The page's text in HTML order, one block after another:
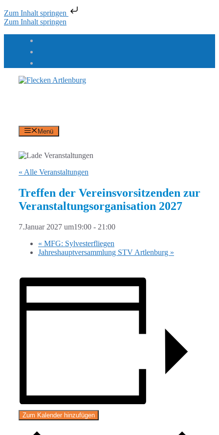
Zum Inhalt springen
Zum Inhalt springen
Menü
« Alle Veranstaltungen
Treffen der Vereinsvorsitzenden zur
Veranstaltungsorganisation 2027
7.Januar 2027 um19:00 - 21:00
« MFG: Sylvesterfliegen
Jahreshauptversammlung STV Artlenburg »
Zum Kalender hinzufügen